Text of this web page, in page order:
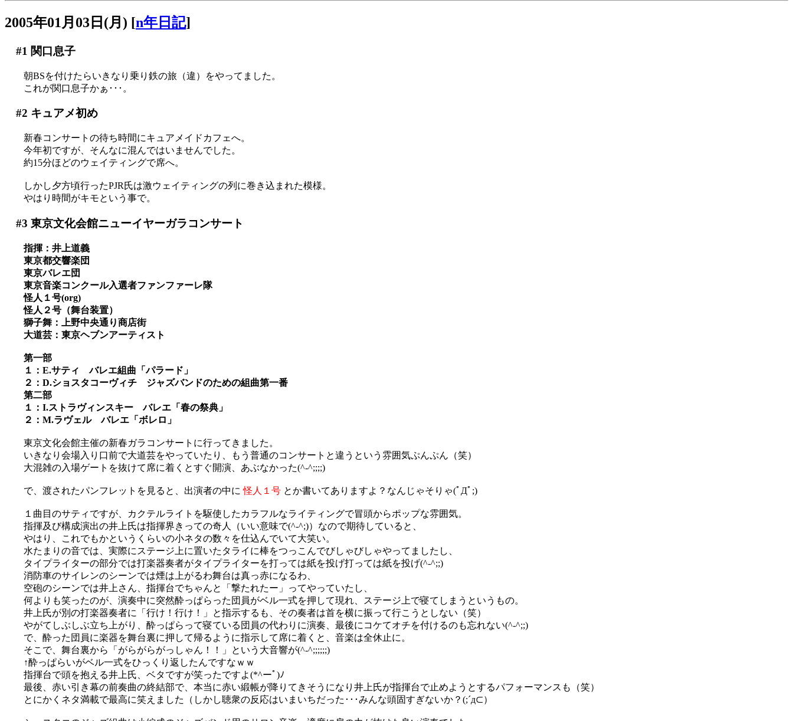
2005年01月03日(月) [n年日記]
#1 関口息子
朝BSを付けたらいきなり乗り鉄の旅（違）をやってました。
これが関口息子かぁ･･･。
#2 キュアメ初め
新春コンサートの待ち時間にキュアメイドカフェへ。
今年初ですが、そんなに混んではいませんでした。
約15分ほどのウェイティングで席へ。
しかし夕方頃行ったPJR氏は激ウェイティングの列に巻き込まれた模様。
やはり時間がキモという事で。
#3 東京文化会館ニューイヤーガラコンサート
指揮：井上道義
東京都交響楽団
東京バレエ団
東京音楽コンクール入選者ファンファーレ隊
怪人１号(org)
怪人２号（舞台装置）
獅子舞：上野中央通り商店街
大道芸：東京ヘブンアーティスト
第一部
１：E.サティ バレエ組曲「パラード」
２：D.ショスタコーヴィチ ジャズバンドのための組曲第一番
第二部
１：I.ストラヴィンスキー バレエ「春の祭典」
２：M.ラヴェル バレエ「ボレロ」
東京文化会館主催の新春ガラコンサートに行ってきました。
いきなり会場入り口前で大道芸をやっていたり、もう普通のコンサートと違うという雰囲気ぷんぷん（笑）
大混雑の入場ゲートを抜けて席に着くとすぐ開演、あぶなかった(^-^;;;;)
で、渡されたパンフレットを見ると、出演者の中に怪人１号 とか書いてありますよ？なんじゃそりゃ(ﾟДﾟ;)
１曲目のサティですが、カクテルライトを駆使したカラフルなライティングで冒頭からポップな雰囲気。
指揮及び構成演出の井上氏は指揮界きっての奇人（いい意味で(^-^;)）なので期待していると、
やはり、これでもかというくらいの小ネタの数々を仕込んでいて大笑い。
水たまりの音では、実際にステージ上に置いたタライに棒をつっこんでびしゃびしゃやってましたし、
タイプライターの部分では打楽器奏者がタイプライターを打っては紙を投げ打っては紙を投げ(^-^;;)
消防車のサイレンのシーンでは煙は上がるわ舞台は真っ赤になるわ、
空砲のシーンでは井上さん、指揮台でちゃんと「撃たれたー」ってやっていたし、
何よりも笑ったのが、演奏中に突然酔っぱらった団員がベル一式を押して現れ、ステージ上で寝てしまうというもの。
井上氏が別の打楽器奏者に「行け！行け！」と指示するも、その奏者は首を横に振って行こうとしない（笑）
やがてしぶしぶ立ち上がり、酔っぱらって寝ている団員の代わりに演奏、最後にコケてオチを付けるのも忘れない(^-^;;)
で、酔った団員に楽器を舞台裏に押して帰るように指示して席に着くと、音楽は全休止に。
そこで、舞台裏から「がらがらがっしゃん！！」という大音響が(^-^;;;;;;)
↑酔っぱらいがベル一式をひっくり返したんですなｗｗ
指揮台で頭を抱える井上氏、ベタですが笑ったですよ(*^ーﾟ)ﾉ
最後、赤い引き幕の前奏曲の終結部で、本当に赤い緞帳が降りてきそうになり井上氏が指揮台で止めようとするパフォーマンスも（笑）
とにかくネタ満載で最高に笑えました（しかし聴衆の反応はいまいちだった･･･みんな頭固すぎないか？(;´д⊂）